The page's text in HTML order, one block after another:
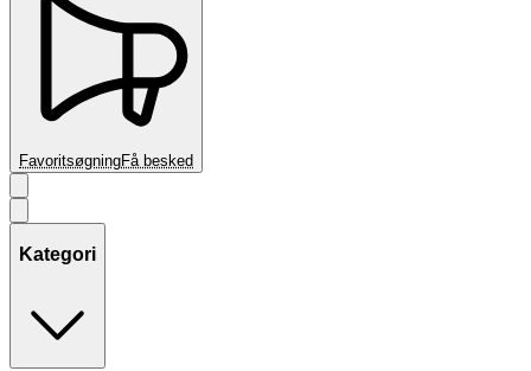
FavoritsøgningFå besked
Kategori